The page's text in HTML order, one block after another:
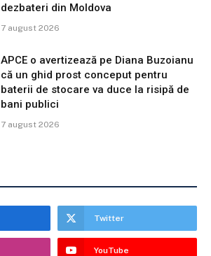
dezbateri din Moldova
7 august 2026
APCE o avertizează pe Diana Buzoianu
că un ghid prost conceput pentru
baterii de stocare va duce la risipă de
bani publici
7 august 2026
Twitter
YouTube